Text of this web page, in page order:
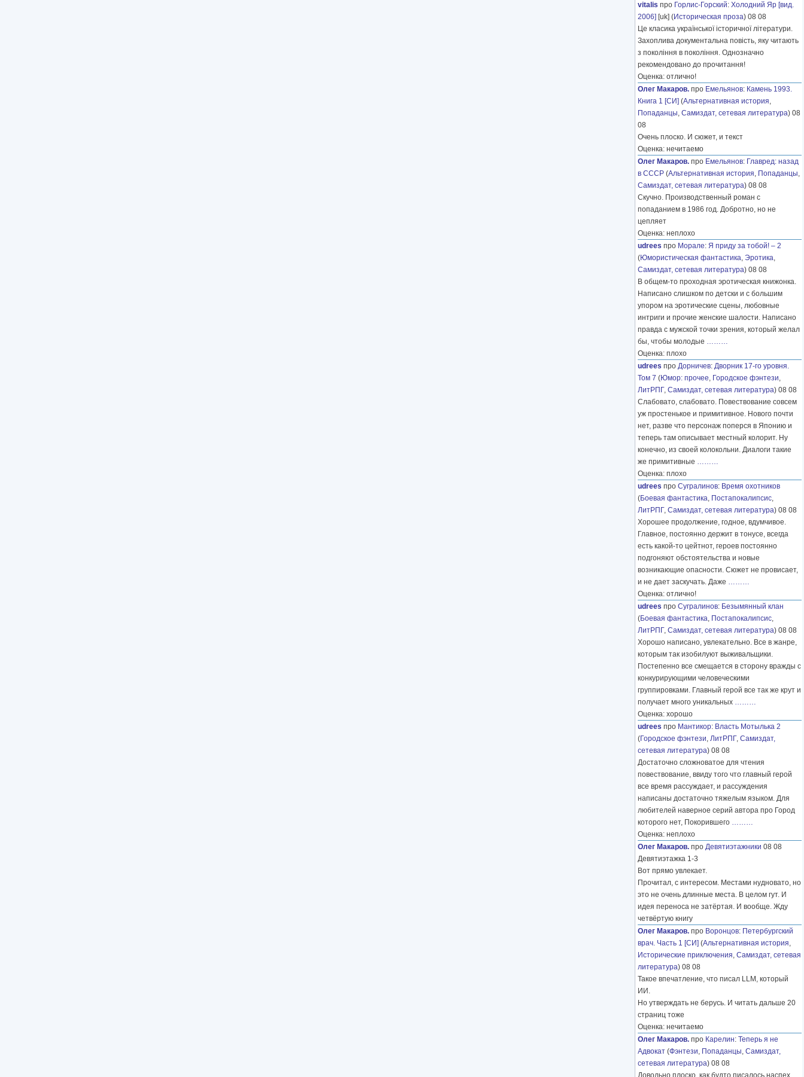
vitalis про Горлис-Горский: Холодний Яр [вид.
2006] [uk] (Историческая проза) 08 08
Це класика української історичної літератури.
Захоплива документальна повість, яку читають
з покоління в покоління. Однозначно
рекомендовано до прочитання!
Оценка: отлично!
Олег Макаров. про Емельянов: Камень 1993.
Книга 1 [СИ] (Альтернативная история,
Попаданцы, Самиздат, сетевая литература) 08
08
Очень плоско. И сюжет, и текст
Оценка: нечитаемо
Олег Макаров. про Емельянов: Главред: назад
в СССР (Альтернативная история, Попаданцы,
Самиздат, сетевая литература) 08 08
Скучно. Производственный роман с
попаданием в 1986 год. Добротно, но не
цепляет
Оценка: неплохо
udrees про Морале: Я приду за тобой! – 2
(Юмористическая фантастика, Эротика,
Самиздат, сетевая литература) 08 08
В общем-то проходная эротическая книжонка.
Написано слишком по детски и с большим
упором на эротические сцены, любовные
интриги и прочие женские шалости. Написано
правда с мужской точки зрения, который желал
бы, чтобы молодые ………
Оценка: плохо
udrees про Дорничев: Дворник 17-го уровня.
Том 7 (Юмор: прочее, Городское фэнтези,
ЛитРПГ, Самиздат, сетевая литература) 08 08
Слабовато, слабовато. Повествование совсем
уж простенькое и примитивное. Нового почти
нет, разве что персонаж поперся в Японию и
теперь там описывает местный колорит. Ну
конечно, из своей колокольни. Диалоги такие
же примитивные ………
Оценка: плохо
udrees про Сугралинов: Время охотников
(Боевая фантастика, Постапокалипсис,
ЛитРПГ, Самиздат, сетевая литература) 08 08
Хорошее продолжение, годное, вдумчивое.
Главное, постоянно держит в тонусе, всегда
есть какой-то цейтнот, героев постоянно
подгоняют обстоятельства и новые
возникающие опасности. Сюжет не провисает,
и не дает заскучать. Даже ………
Оценка: отлично!
udrees про Сугралинов: Безымянный клан
(Боевая фантастика, Постапокалипсис,
ЛитРПГ, Самиздат, сетевая литература) 08 08
Хорошо написано, увлекательно. Все в жанре,
которым так изобилуют выживальщики.
Постепенно все смещается в сторону вражды с
конкурирующими человеческими
группировками. Главный герой все так же крут и
получает много уникальных ………
Оценка: хорошо
udrees про Мантикор: Власть Мотылька 2
(Городское фэнтези, ЛитРПГ, Самиздат,
сетевая литература) 08 08
Достаточно сложноватое для чтения
повествование, ввиду того что главный герой
все время рассуждает, и рассуждения
написаны достаточно тяжелым языком. Для
любителей наверное серий автора про Город
которого нет, Покорившего ………
Оценка: неплохо
Олег Макаров. про Девятиэтажники 08 08
Девятиэтажка 1-3
Вот прямо увлекает.
Прочитал, с интересом. Местами нудновато, но
это не очень длинные места. В целом гут. И
идея переноса не затёртая. И вообще. Жду
четвёртую книгу
Олег Макаров. про Воронцов: Петербургский
врач. Часть 1 [СИ] (Альтернативная история,
Исторические приключения, Самиздат, сетевая
литература) 08 08
Такое впечатление, что писал LLM, который
ИИ.
Но утверждать не берусь. И читать дальше 20
страниц тоже
Оценка: нечитаемо
Олег Макаров. про Карелин: Теперь я не
Адвокат (Фэнтези, Попаданцы, Самиздат,
сетевая литература) 08 08